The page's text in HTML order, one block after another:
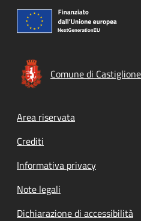
Comune di
Footer menu
Area riservata
Crediti
Informativa privacy
Note legali
Dichiarazione di accessibilità